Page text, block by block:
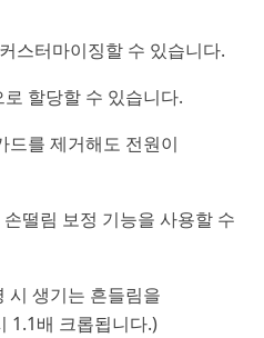
스터마이징할 수 있습니다.
할당할 수 있습니다.
드를 제거해도 전원이
떨림 보정 기능을 사용할 수
시 생기는 흔들림을
1.1배 크롭됩니다.)